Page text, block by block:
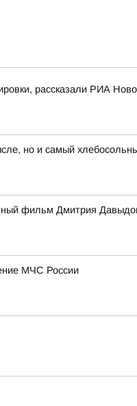
рассказали РИА
но и самый
фильм Дмитрия
МЧС России